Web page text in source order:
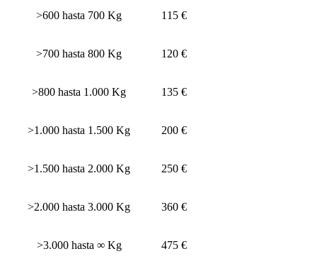
>600 hasta 700 Kg 115 €
>700 hasta 800 Kg 120 €
>800 hasta 1.000 Kg 135 €
>1.000 hasta 1.500 Kg 200 €
>1.500 hasta 2.000 Kg 250 €
>2.000 hasta 3.000 Kg 360 €
>3.000 hasta ∞ Kg 475 €